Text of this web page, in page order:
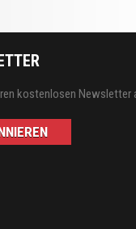
kostenlosen Newsletter